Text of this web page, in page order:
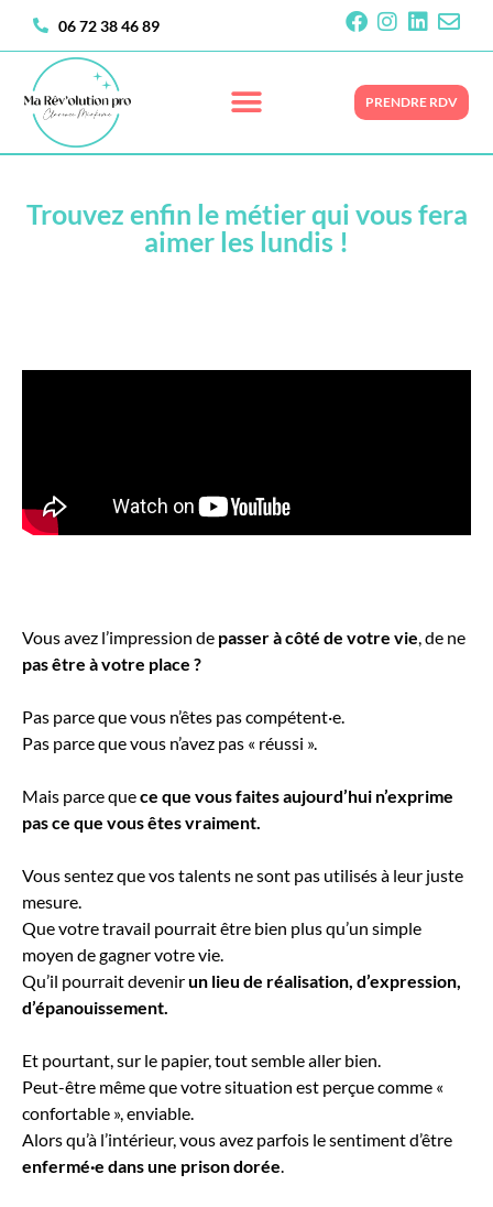
06 72 38 46 89
PRENDRE RDV
Bilan de compétences
Trouvez enfin le métier qui vous fera
aimer les lundis !
Vous avez l’impression de passer à côté de votre vie, de ne
pas être à votre place ?
Pas parce que vous n’êtes pas compétent·e.
Pas parce que vous n’avez pas « réussi ».
Mais parce quece que vous faites aujourd’hui n’exprime
pas ce que vous êtes vraiment.
Vous sentez que vos talents ne sont pas utilisés à leur juste
mesure.
Que votre travail pourrait être bien plus qu’un simple
moyen de gagner votre vie.
Qu’il pourrait devenirun lieu de réalisation, d’expression,
d’épanouissement.
Et pourtant, sur le papier, tout semble aller bien.
Peut-être même que votre situation est perçue comme «
confortable », enviable.
Alors qu’à l’intérieur, vous avez parfois le sentiment d’être
enfermé·e dans une prison dorée.